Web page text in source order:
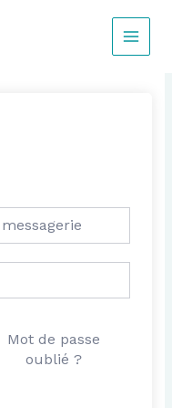
MAIN
Mot de passe
oublié ?